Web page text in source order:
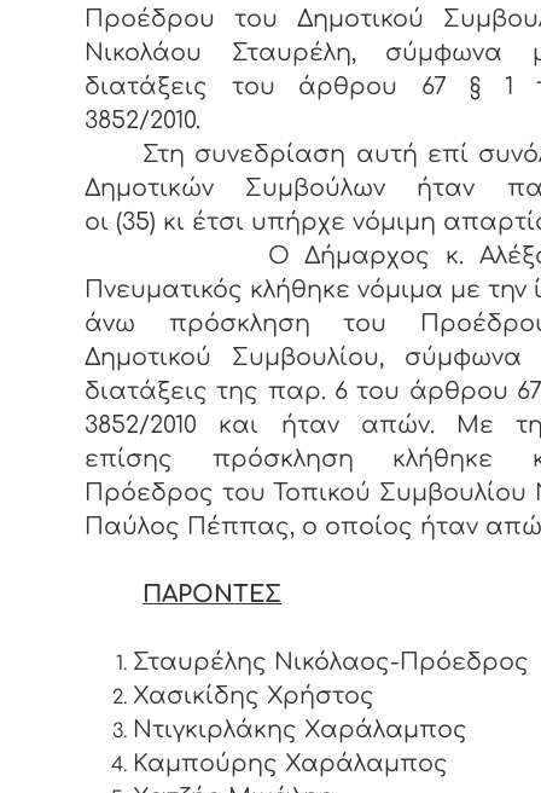
Προέδρου του Δημοτικού
Νικολάου Σταυρέλη, σύμφωνα
διατάξεις του άρθρου 67 § 1
3852/2010.
Στη συνεδρίαση αυτή επί
Δημοτικών Συμβούλων ήταν
οι (35) κι έτσι υπήρχε νόμιμη
Ο Δήμαρχος κ.
Πνευματικός κλήθηκε νόμιμα με την
άνω πρόσκληση του
Δημοτικού Συμβουλίου, σύμφωνα
διατάξεις της παρ. 6 του άρθρου
3852/2010 και ήταν απών. Με
επίσης πρόσκληση κλήθηκε
Πρόεδρος του Τοπικού Συμβουλίου
Παύλος Πέππας, ο οποίος ήταν
ΠΑΡΟΝΤΕΣ
Σταυρέλης Νικόλαος-Πρόεδρος
Χασικίδης Χρήστος
Ντιγκιρλάκης Χαράλαμπος
Καμπούρης Χαράλαμπος